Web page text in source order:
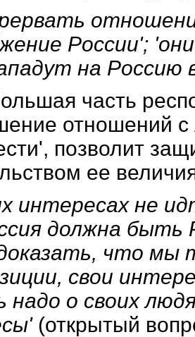
России';
на Россию
часть
отношений
позволит
ее
интересах не
должна быть
что мы
свои
надо о своих
(открытый